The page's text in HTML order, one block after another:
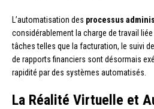
L’automatisation des processus
considérablement la charge de travail
tâches telles que la facturation, le suivi
de rapports financiers sont désormais
rapidité par des systèmes automatisés.
La Réalité Virtuelle et